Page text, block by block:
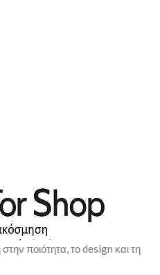
ποιότητα, το design και τη